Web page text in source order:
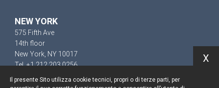
NEW YORK
575 Fifth Ave
14th floor
New York, NY 10017
Tel. +1 212 203 0256
Il presente Sito utilizza cookie tecnici, propri o di terze parti, per
X